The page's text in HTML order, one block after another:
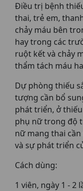
Điều trị bệnh
thai, trẻ em,
chảy máu bên
hay trong các
ruột kết và chảy
thẩm tách máu
Dự phòng thiếu
tượng cần bổ
phát triển, ở
phụ nữ trong độ
nữ mang thai
và sự phát triển
Cách dùng:
1 viên, ngày 1 - 2